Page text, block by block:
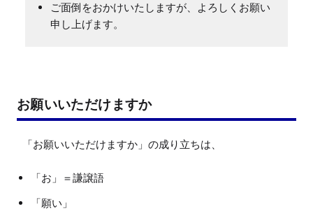
ご面倒をおかけいたしますが、よろしくお願い
申し上げます。
お願いいただけますか
「お」＝謙譲語
「願い」